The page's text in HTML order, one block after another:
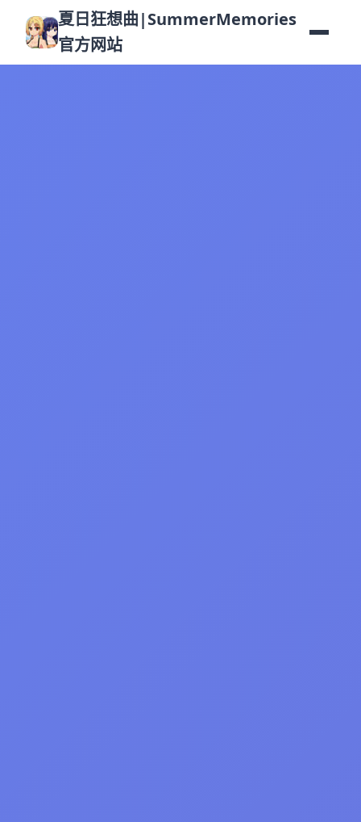
夏日狂想曲|SummerMemories
官方网站